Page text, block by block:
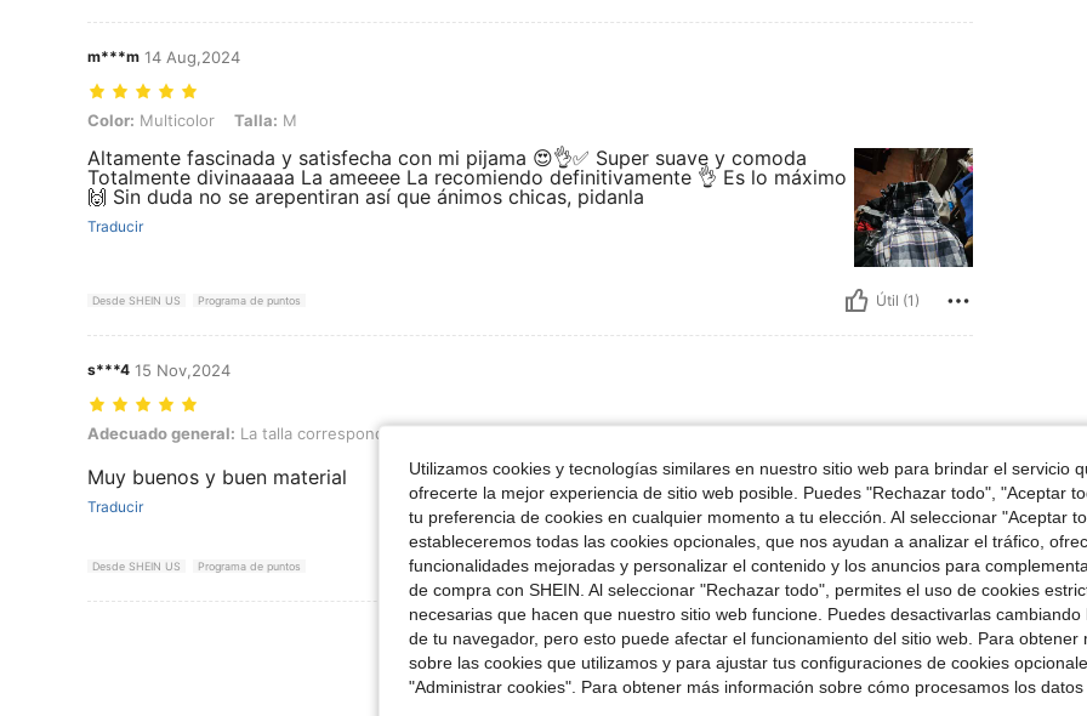
m***m 14 Aug,2024
Color: Multicolor, Talla: M
Color: Multicolor Talla: M
Altamente fascinada y satisfecha con mi pijama 😍👌✅️ Super suave y comoda
Totalmente divinaaaaa La ameeee La recomiendo definitivamente 👌 Es lo máximo
🙌 Sin duda no se arepentiran así que ánimos chicas, pidanla
Traducir
Desde SHEIN US Programa de puntos Útil (1)
s***4 15 Nov,2024
Adecuado general: La talla corresponde, Color: Multicolor, Talla: XL
Adecuado general: La talla corresponde
Muy buenos y buen material
Traducir
Desde SHEIN US Programa de puntos Útil (1)
Ver Más Reseñas
Utilizamos cookies y tecnologías similares en nuestro sitio web para brindar el servicio
ofrecerte la mejor experiencia de sitio web posible. Puedes "Rechazar todo", "Aceptar
tu preferencia de cookies en cualquier momento a tu elección. Al seleccionar "Aceptar
estableceremos todas las cookies opcionales, que nos ayudan a analizar el tráfico,
funcionalidades mejoradas y personalizar el contenido y los anuncios para
de compra con SHEIN. Al seleccionar "Rechazar todo", permites el uso de cookies
necesarias que hacen que nuestro sitio web funcione. Puedes desactivarlas cambiando
de tu navegador, pero esto puede afectar el funcionamiento del sitio web. Para obtener
sobre las cookies que utilizamos y para ajustar tus configuraciones de cookies
"Administrar cookies". Para obtener más información sobre cómo procesamos los datos